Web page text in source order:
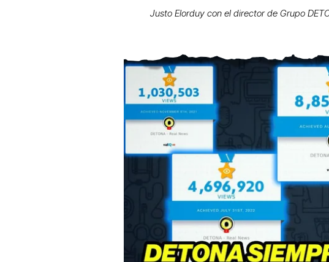
Justo Elorduy con el director de Grupo